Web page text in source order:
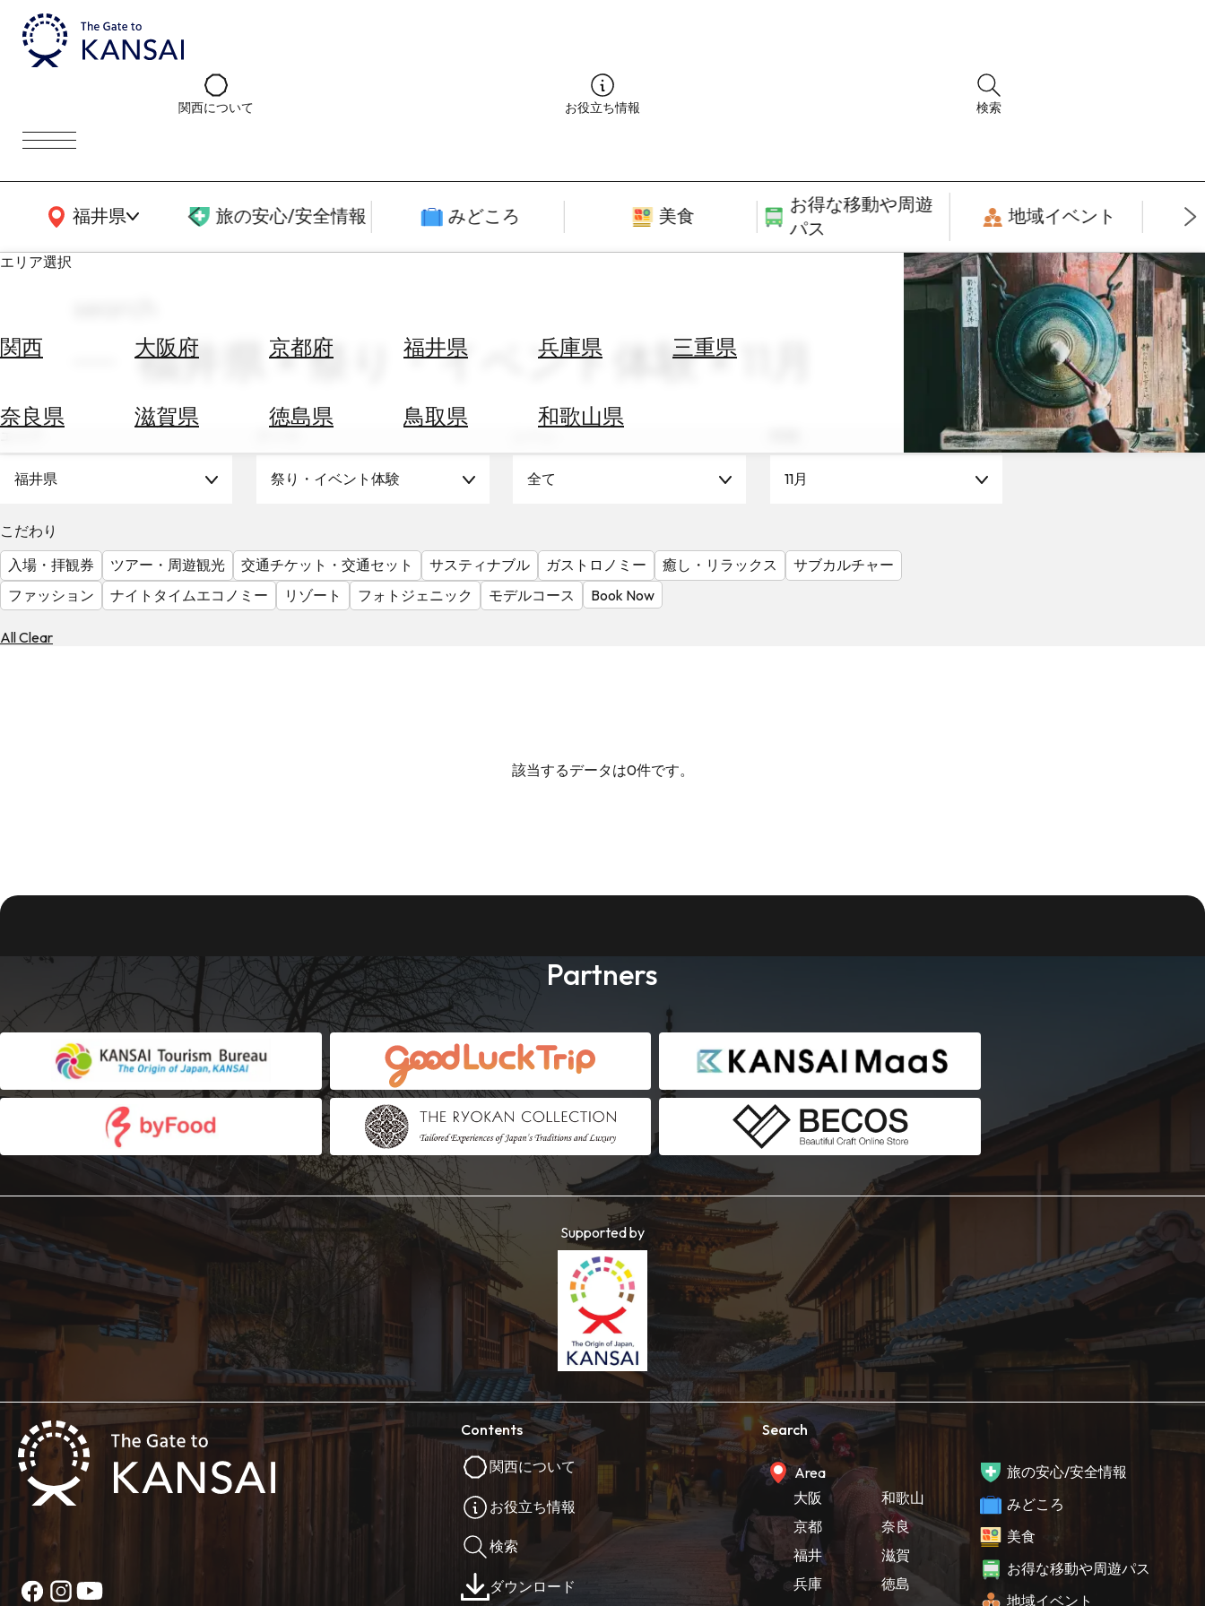
関西について お役立ち情報 検索
福井県
関西広域MAP 旅の安心/安全情報 みどころ 美食
お得な移動や周遊
パス
地域イベント
エリア選択
関西 大阪府 京都府 福井県 兵庫県 三重県
奈良県 滋賀県 徳島県 鳥取県 和歌山県
ホ
す
替
を
調
べ
天
福井県 × 祭り・イベント体験 × 11月
福井県 祭り・イベント体験 全て 11月
こだわり
入場・拝観券
ツアー・周遊観光 交通チケット・交通セット サスティナブル ガストロノミー 癒し・リラックス
サブカルチャー
ファッション
ナイトタイムエコノミー リゾート フォトジェニック モデルコース Book Now
All Clear
該当するデータは0件です。
Partners
Supported by
Contents
関西について
お役立ち情報
検索
ダウンロード
Search
Area
大阪
京都
福井
兵庫
和歌山
奈良
滋賀
徳島
旅の安心/安全情報
みどころ
美食
お得な移動や周遊パス
地域イベント